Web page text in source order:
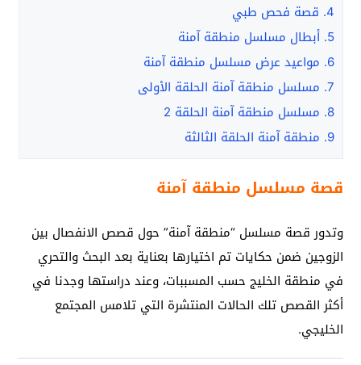
4. قصة فحص طبي
5. أبطال مسلسل منطقة آمنة
6. مواعيد عرض مسلسل منطقة آمنة
7. مسلسل منطقة آمنة الحلقة الأولى
8. مسلسل منطقة آمنة الحلقة 2
9. منطقة آمنة الحلقة الثالثة
قصة مسلسل منطقة آمنة
وتدور قصة مسلسل “منطقة آمنة” حول قصص الانفصال بين
الزوجين ضمن حكايات تم اختيارها بعناية بعد البحث والتحري
في منطقة الخليج حسب المسببات، وعند دراستها وجدنا في
أكثر القصص تلك الحالات المنتشرة التي تلامس المجتمع
الخليجي.